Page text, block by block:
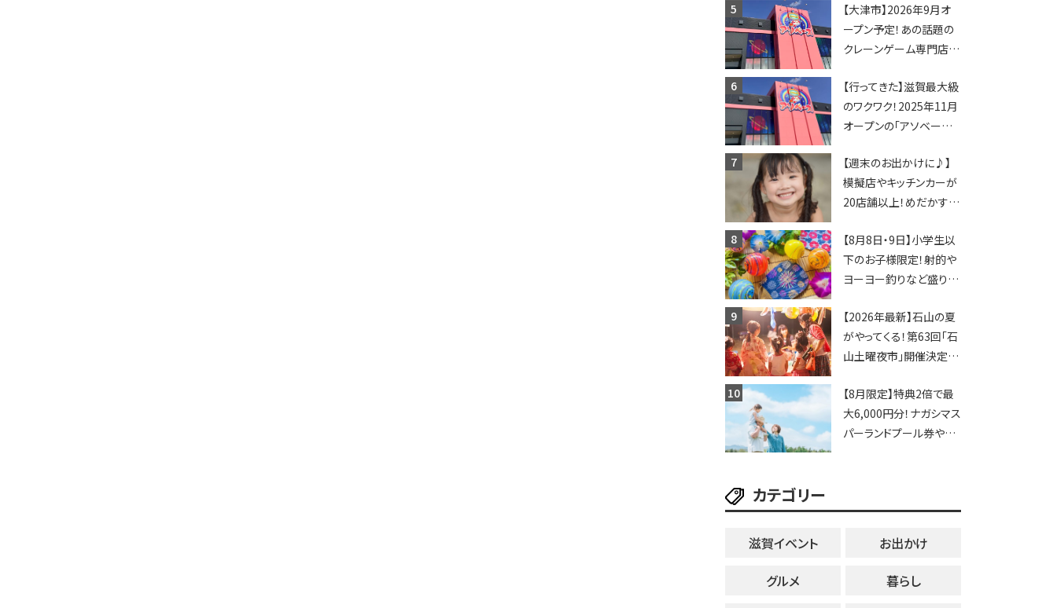
【大津市】2026年9月オ
ープン予定！あの話題の
クレーンゲーム専門店
ってくる！豊郷店に続く滋
賀2店舗目★
【行ってきた】滋賀最大級
のワクワク！2025年11月
オープンの「アソベース
レーンゲームで青果や日
用品までゲットできる新
スポット！
【週末のお出かけに♪】
模擬店やキッチンカーが
20店舗以上！めだかすく
ソングライターによるライ
ブなど。【和邇ふれあい夏
祭り】
【8月8日・9日】小学生以
下のお子様限定！射的や
ヨーヨー釣りなど盛りだ
ちびっこ縁日開催♪【モリ
ーブ】
【2026年最新】石山の夏
がやってくる！第63回「石
山土曜夜市」開催決定！
ージが勢揃い【7月18日・
25日・8月1日】大津市
【8月限定】特典2倍で最
大6,000円分！ナガシマス
パーランドプール券や人
カテゴリー
滋賀イベント
お出かけ
グルメ
暮らし